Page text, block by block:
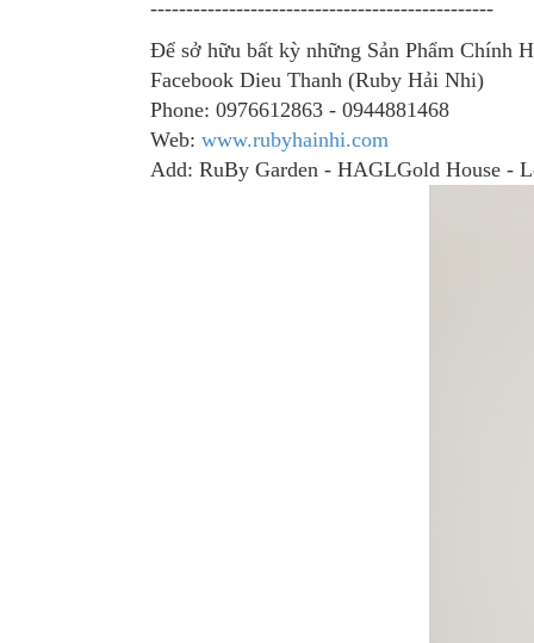
------------------------------------------------
Để sở hữu bất kỳ những Sản Phẩm Chính
Facebook Dieu Thanh (Ruby Hải Nhi)
Phone: 0976612863 - 0944881468
Web:www.rubyhainhi.com
Add: RuBy Garden - HAGLGold House -